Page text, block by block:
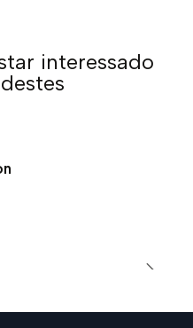
interessado